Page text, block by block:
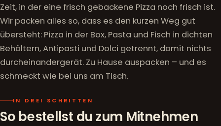
Zeit, in der eine frisch gebackene Pizza noch frisch ist.
Wir packen alles so, dass es den kurzen Weg gut
übersteht: Pizza in der Box, Pasta und Fisch in dichten
Behältern, Antipasti und Dolci getrennt, damit nichts
durcheinandergerät. Zu Hause auspacken – und es
schmeckt wie bei uns am Tisch.
IN DREI SCHRITTEN
So bestellst du zum Mitnehmen